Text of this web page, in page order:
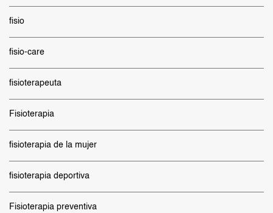
fisio
fisio-care
fisioterapeuta
Fisioterapia
fisioterapia de la mujer
fisioterapia deportiva
Fisioterapia preventiva